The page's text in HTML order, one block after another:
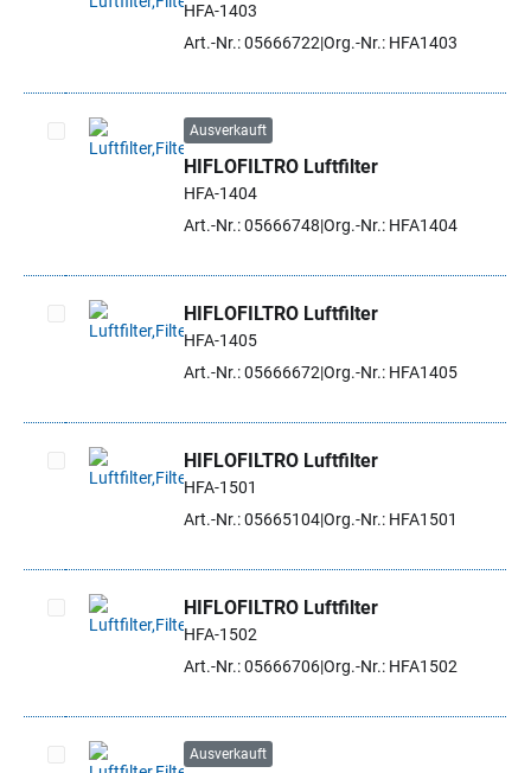
Artikel auswählen
HFA-1403
Art.-Nr.: 05666722 Org.-Nr.: HFA1403
Artikel auswählen
Ausverkauft
HIFLOFILTRO Luftfilter
HFA-1404
Art.-Nr.: 05666748 Org.-Nr.: HFA1404
Artikel auswählen
HIFLOFILTRO Luftfilter
HFA-1405
Art.-Nr.: 05666672 Org.-Nr.: HFA1405
Artikel auswählen
HIFLOFILTRO Luftfilter
HFA-1501
Art.-Nr.: 05665104Org.-Nr.: HFA1501
Artikel auswählen
HIFLOFILTRO Luftfilter
HFA-1502
Art.-Nr.: 05666706Org.-Nr.: HFA1502
Ausverkauft